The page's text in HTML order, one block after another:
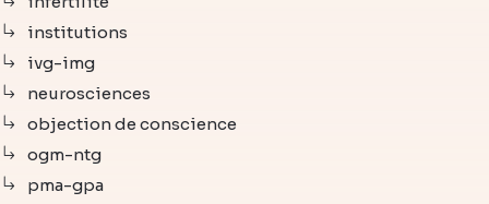
institutions
ivg-img
neurosciences
objection de conscience
ogm-ntg
pma-gpa